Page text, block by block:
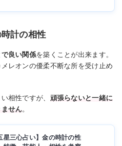
計の相性
良い関係を築くことが出来ます。
レオンの優柔不断な所を受け止め
相性ですが、 頑張らないと一緒に
せん。
星三心占い】金の時計の性